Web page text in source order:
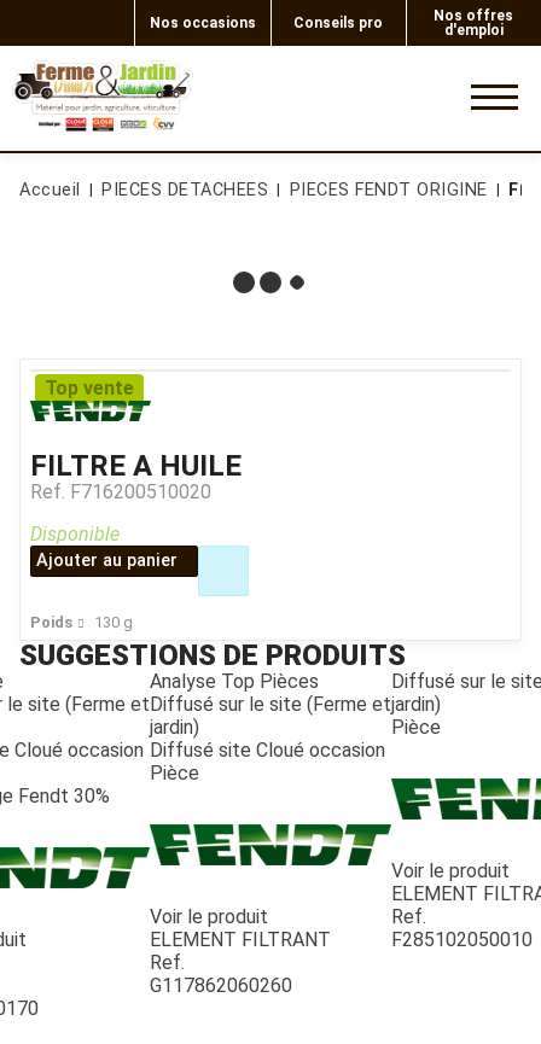
Nos occasions Conseils pro
Nos offres
d'emploi
Accueil PIECES DETACHEES PIECES FENDT ORIGINE
Top vente
FILTRE A HUILE
Ref. F716200510020
Poids 130 g
Disponible
Ajouter au panier
SUGGESTIONS DE PRODUITS
le site (Ferme et
Cloué occasion
Fendt 30%
Analyse Top Pièces
Diffusé sur le site (Ferme et
jardin)
Diffusé site Cloué occasion
Pièce
Voir le produit
ELEMENT FILTRANT
Ref.
G117862060260
Diffusé sur le
jardin)
Pièce
Voir le produit
ELEMENT
Ref.
F285102050010